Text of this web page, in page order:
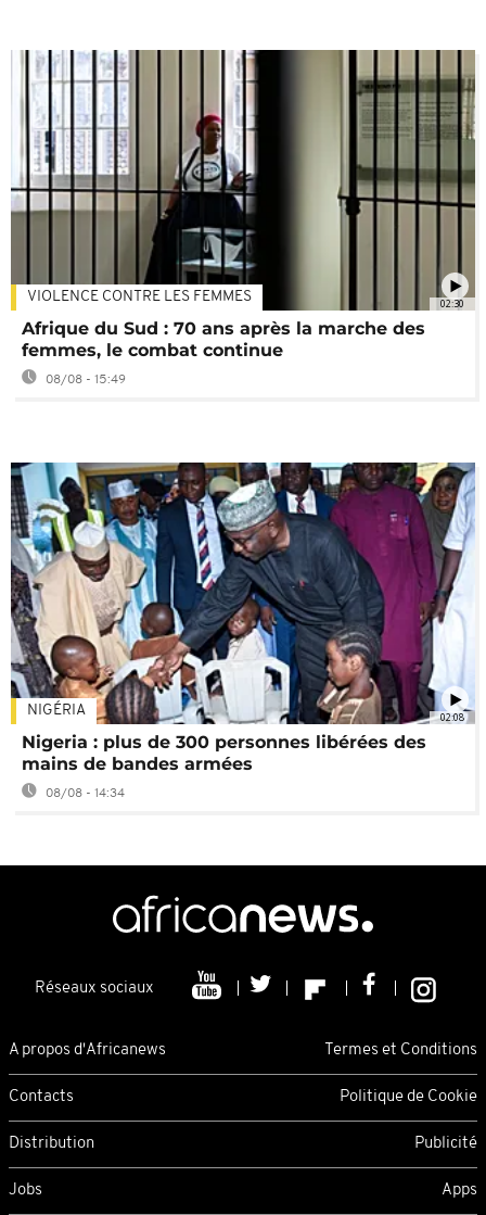
02:30
VIOLENCE CONTRE LES FEMMES
Afrique du Sud : 70 ans après la marche des
femmes, le combat continue
08/08 - 15:49
02:08
NIGÉRIA
Nigeria : plus de 300 personnes libérées des
mains de bandes armées
08/08 - 14:34
Réseaux sociaux
A propos d'Africanews Termes et Conditions
Contacts Politique de Cookie
Distribution Publicité
Jobs Apps